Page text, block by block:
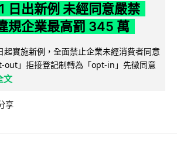
日出新例 未經同意嚴禁
規企業最高罰 345 萬
起實施新例，全面禁止企業未經消費者同意
out」拒接登記制轉為「opt-in」先徵同意
文
享